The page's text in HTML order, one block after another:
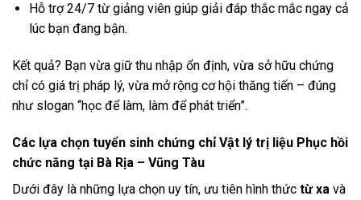
Hỗ trợ 24/7 từ giảng viên giúp giải đáp thắc mắc ngay cả
lúc bạn đang bận.
Kết quả? Bạn vừa giữ thu nhập ổn định, vừa sở hữu chứng
chỉ có giá trị pháp lý, vừa mở rộng cơ hội thăng tiến – đúng
như slogan “học để làm, làm để phát triển”.
Các lựa chọn tuyển sinh chứng chỉ Vật lý trị liệu Phục hồi
chức năng tại Bà Rịa – Vũng Tàu
Dưới đây là những lựa chọn uy tín, ưu tiên hình thức từ xa và